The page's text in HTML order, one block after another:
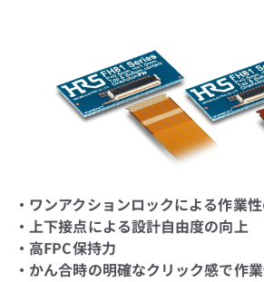
・ワンアクションロックによる作業
・上下接点による設計自由度の向上
・高FPC保持力
・かん合時の明確なクリック感で作